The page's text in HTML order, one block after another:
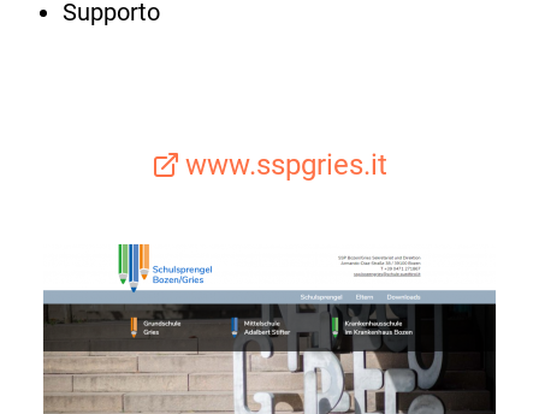
Supporto
www.sspgries.it